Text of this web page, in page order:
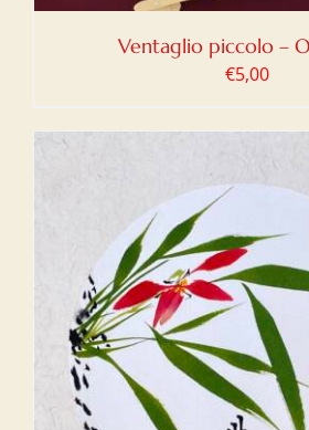
Ventaglio piccolo –
€5,00